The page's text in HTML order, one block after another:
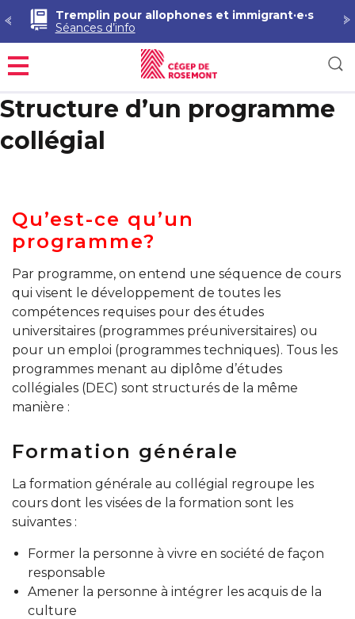
Tremplin pour allophones et immigrant·e·s
Séances d’info
Menu
Structure d’un programme
collégial
Qu’est-ce qu’un
programme?
Par programme, on entend une séquence de cours
qui visent le développement de toutes les
compétences requises pour des études
universitaires (programmes préuniversitaires) ou
pour un emploi (programmes techniques). Tous les
programmes menant au diplôme d’études
collégiales (DEC) sont structurés de la même
manière :
Formation générale
La formation générale au collégial regroupe les
cours dont les visées de la formation sont les
suivantes :
Former la personne à vivre en société de façon
responsable
Amener la personne à intégrer les acquis de la
culture